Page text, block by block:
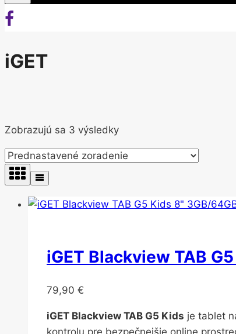
iGET
Zobrazujú sa 3 výsledky
iGET Blackview TAB
79,90 €
iGET Blackview TAB G5 Kids je tablet